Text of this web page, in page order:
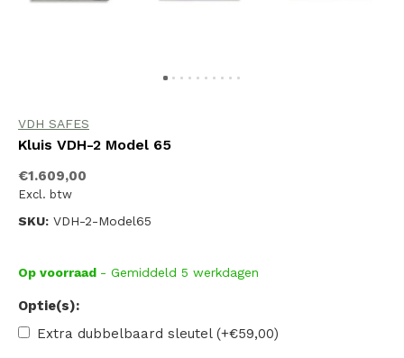
VDH SAFES
Kluis VDH-2 Model 65
€1.609,00
Excl. btw
SKU: VDH-2-Model65
Op voorraad - Gemiddeld 5 werkdagen
Optie(s):
Extra dubbelbaard sleutel (+€59,00)